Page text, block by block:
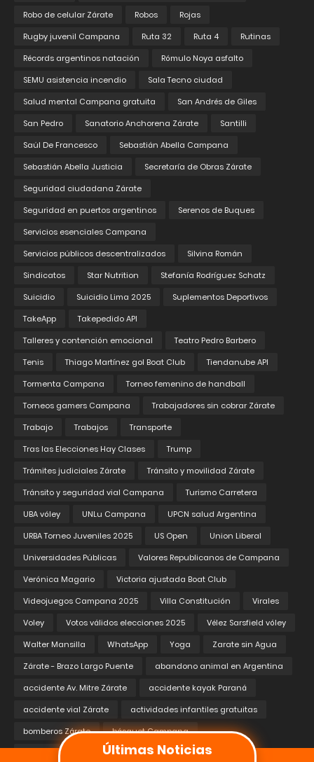
Últimas Noticias
Robo de celular Zárate
Robos
Rojas
Rugby juvenil Campana
Ruta 32 Ruta 4
Rutinas
Récords argentinos natación
Rómulo Noya asfalto
SEMU asistencia incendio
Sala Tecno ciudad
Salud mental Campana gratuita
San Andrés de Giles
San Pedro
Sanatorio Anchorena Zárate
Santilli
Saúl De Francesco
Sebastián Abella Campana
Sebastián Abella Justicia
Secretaría de Obras Zárate
Seguridad ciudadana Zárate
Seguridad en puertos argentinos
Serenos de Buques
Servicios esenciales Campana
Servicios públicos descentralizados
Silvina Román
Sindicatos
Star Nutrition
Stefanía Rodríguez Schatz
Suicidio
Suicidio Lima 2025
Suplementos Deportivos
TakeApp
Takepedido API
Talleres y contención emocional
Teatro Pedro Barbero
Tenis
Thiago Martínez gol Boat Club
Tiendanube API
Tormenta Campana
Torneo femenino de handball
Torneos gamers Campana
Trabajadores sin cobrar Zárate
Trabajo
Trabajos
Transporte
Tras las Elecciones Hay Clases
Trump
Trámites judiciales Zárate
Tránsito y movilidad Zárate
Tránsito y seguridad vial Campana
Turismo Carretera
UBA vóley
UNLu Campana
UPCN salud Argentina
URBA Torneo Juveniles 2025
US Open
Union Liberal
Universidades Públicas
Valores Republicanos de Campana
Verónica Magario
Victoria ajustada Boat Club
Videojuegos Campana 2025
Villa Constitución
Virales
Voley
Votos válidos elecciones 2025
Vélez Sarsfield vóley
Walter Mansilla
WhatsApp Yoga
Zarate sin Agua
Zárate - Brazo Largo Puente
abandono animal en Argentina
accidente Av. Mitre Zárate
accidente kayak Paraná
accidente vial Zárate
actividades infantiles gratuitas
bomberos Zárate
básquet Campana
carga y descarga Zárate
carpeta asfáltica Zárate